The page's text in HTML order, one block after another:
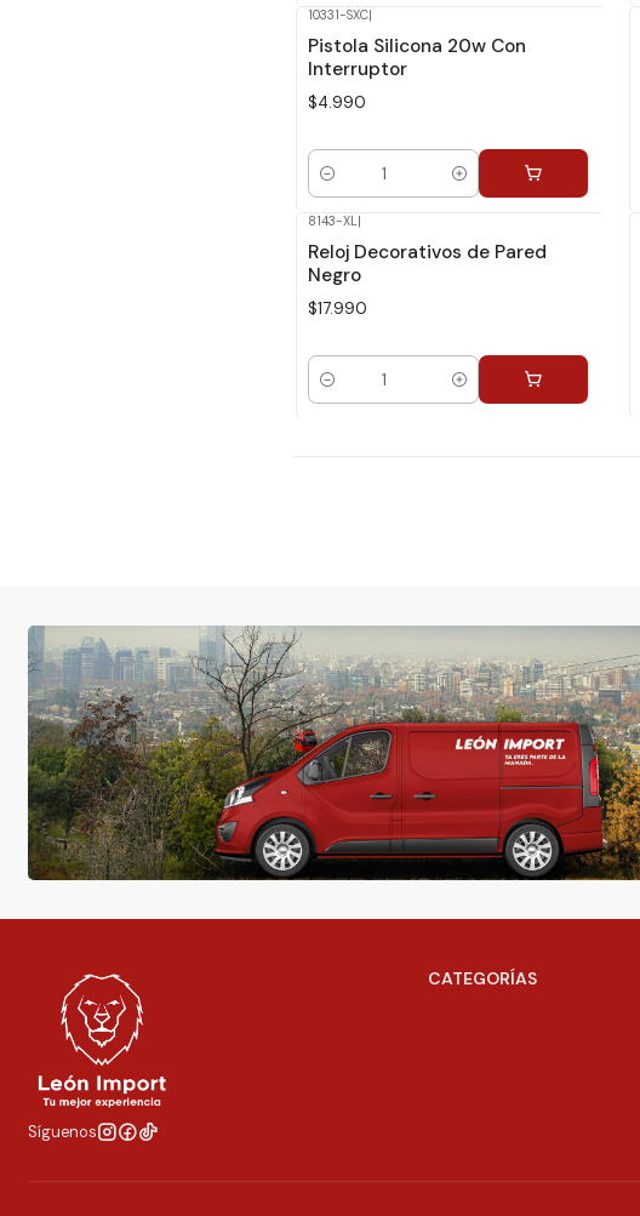
10331-SXC|
Pistola Silicona 20w Con
Interruptor
$4.990
Cantidad
8143-XL|
Reloj Decorativos de Pared
Negro
$17.990
Cantidad
Síguenos
CATEGORÍAS